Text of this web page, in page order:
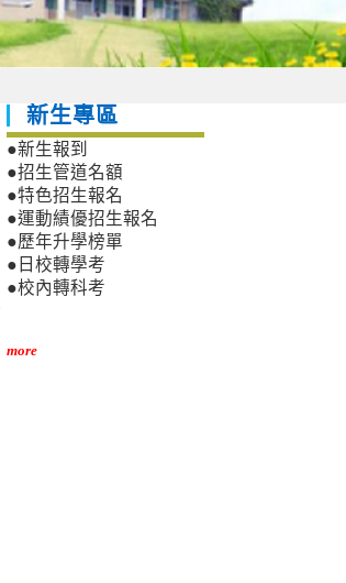
新生專區
●新生報到
●招生管道名額
●特色招生報名
●運動績優招生報名
●歷年升學榜單
●日校轉學考
●校內轉科考
more